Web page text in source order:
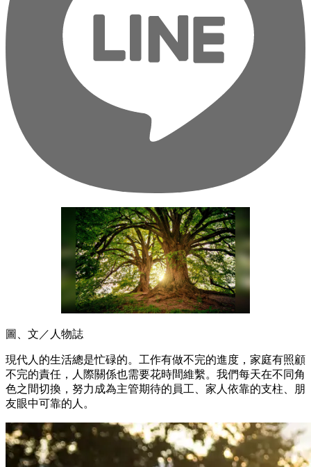
圖、文／人物誌
現代人的生活總是忙碌的。工作有做不完的進度，家庭有照顧
不完的責任，人際關係也需要花時間維繫。我們每天在不同角
色之間切換，努力成為主管期待的員工、家人依靠的支柱、朋
友眼中可靠的人。